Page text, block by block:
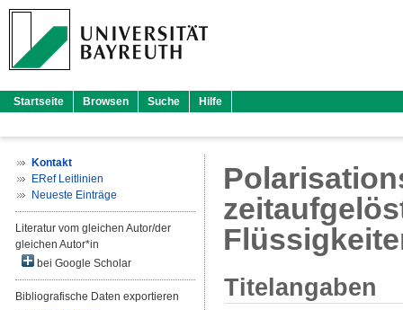
Startseite Browsen Suche Hilfe
Kontakt
ERef Leitlinien
Neueste Einträge
Literatur vom gleichen Autor/der
gleichen Autor*in
bei Google Scholar
Bibliografische Daten exportieren
Titelangaben